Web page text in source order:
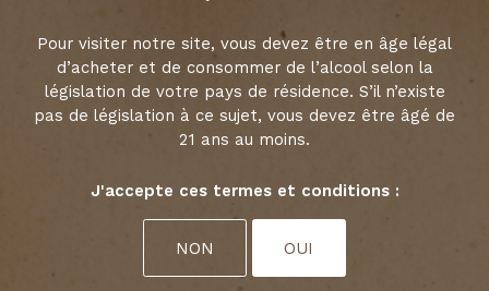
CROIX ST-
ESTÈPHE
Pour visiter notre site, vous devez être en âge légal
d’acheter et de consommer de l’alcool selon la
législation de votre pays de résidence. S’il n’existe
pas de législation à ce sujet, vous devez être âgé de
21 ans au moins.
J'accepte ces termes et conditions :
NON OUI
cookies
Nous utilisons des cookies pour personnaliser le
contenu et analyser l’accès à notre site Web. Vous
pouvez choisir si vous n’acceptez que les cookies